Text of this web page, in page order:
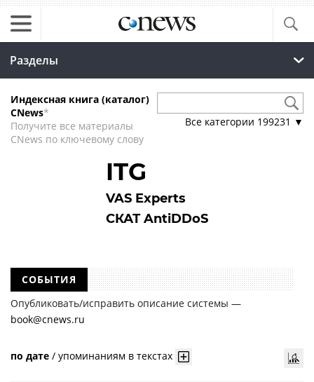
Разделы
Индексная книга (каталог)
CNews*
Получите все материалы
CNews по ключевому слову
Все категории 199231 ▼
ITG
VAS Experts
СКАТ AntiDDoS
СОБЫТИЯ
Опубликовать/исправить описание системы —
book@cnews.ru
по дате / упоминаниям в текстах